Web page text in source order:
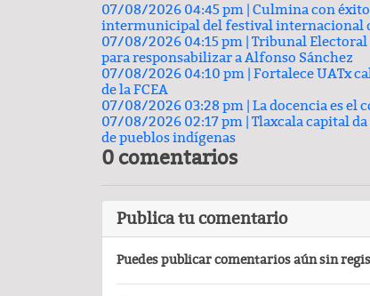
07/08/2026 04:45 pm | Culmina con
intermunicipal del festival internacional
07/08/2026 04:15 pm | Tribunal Electoral
para responsabilizar a Alfonso Sánchez
07/08/2026 04:10 pm | Fortalece UATx
de la FCEA
07/08/2026 03:28 pm | La docencia es el
07/08/2026 02:17 pm | Tlaxcala capital
de pueblos indígenas
0 comentarios
Publica tu comentario
Puedes publicar comentarios aún sin
TRASCENDIDO
Conchas, buscan